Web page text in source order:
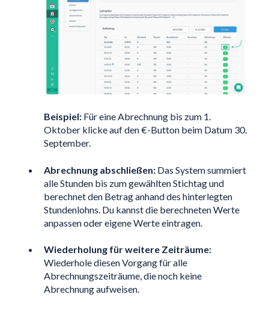
Beispiel: Für eine Abrechnung bis zum 1.
Oktober klicke auf den €-Button beim Datum 30.
September.
Abrechnung abschließen: Das System summiert
alle Stunden bis zum gewählten Stichtag und
berechnet den Betrag anhand des hinterlegten
Stundenlohns. Du kannst die berechneten Werte
anpassen oder eigene Werte eintragen.
Wiederholung für weitere Zeiträume:
Wiederhole diesen Vorgang für alle
Abrechnungszeiträume, die noch keine
Abrechnung aufweisen.